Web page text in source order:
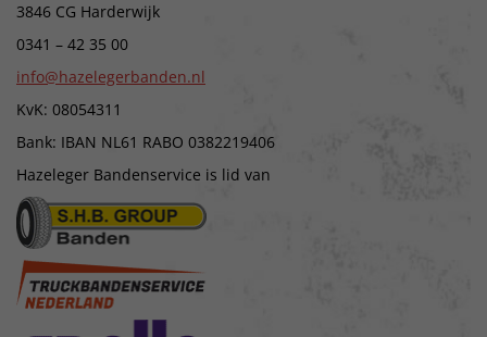
3846 CG Harderwijk
0341 – 42 35 00
info@hazelegerbanden.nl
KvK: 08054311
Bank: IBAN NL61 RABO 0382219406
Hazeleger Bandenservice is lid van